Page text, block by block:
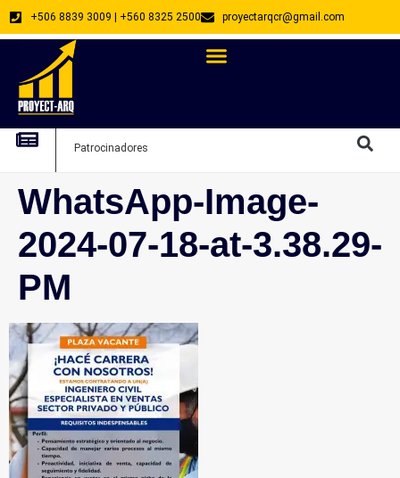
+506 8839 3009 | +560 8325 2500 proyectarqcr@gmail.com
Patrocinadores
WhatsApp-Image-
2024-07-18-at-3.38.29-
PM